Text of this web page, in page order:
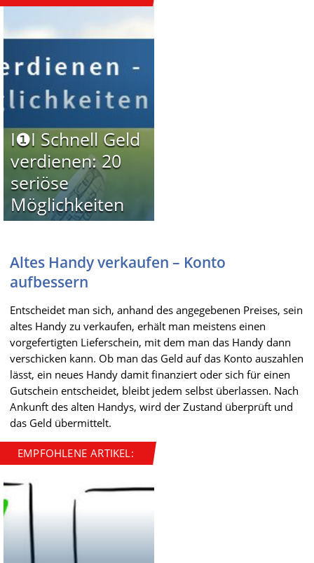
I❶I Schnell Geld
verdienen: 20
seriöse
Möglichkeiten
Altes Handy verkaufen – Konto
aufbessern
Entscheidet man sich, anhand des angegebenen Preises, sein
altes Handy zu verkaufen, erhält man meistens einen
vorgefertigten Lieferschein, mit dem man das Handy dann
verschicken kann. Ob man das Geld auf das Konto auszahlen
lässt, ein neues Handy damit finanziert oder sich für einen
Gutschein entscheidet, bleibt jedem selbst überlassen. Nach
Ankunft des alten Handys, wird der Zustand überprüft und
das Geld übermittelt.
EMPFOHLENE ARTIKEL: